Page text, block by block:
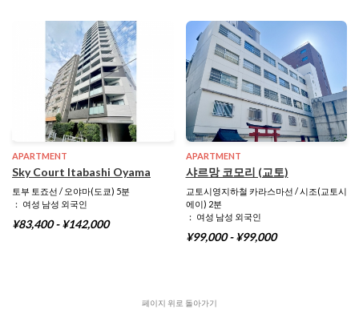
APARTMENT
Sky Court Itabashi Oyama
토부 토죠선 / 오야마(도쿄) 5분
： 여성 남성 외국인
¥83,400 - ¥142,000
APARTMENT
샤르망 코모리 (교토)
교토시영지하철 카라스마선 / 시조(교토시
에이) 2분
： 여성 남성 외국인
¥99,000 - ¥99,000